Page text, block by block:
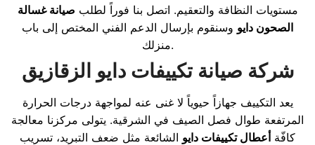
مستويات النظافة والتعقيم. اتصل بنا فوراً لطلب صيانة غسالة
الصحون دايو وسنقوم بإرسال الدعم الفني المختص إلى باب
منزلك.
شركة صيانة تكييفات دايو الزقازيق
يعد التكييف جهازاً حيوياً لا غنى عنه لمواجهة درجات الحرارة
المرتفعة طوال فصل الصيف في الشرقية. يتولى مركزنا معالجة
كافّةأعطال تكييفات دايو الشائعة مثل ضعف التبريد، تسريب